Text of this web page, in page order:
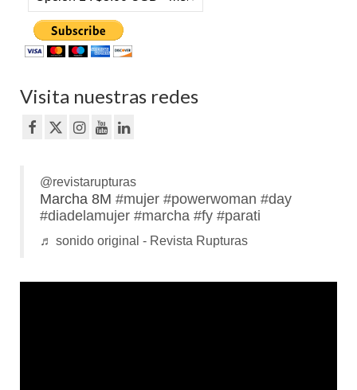
Visita nuestras redes
@revistarupturas
Marcha 8M #mujer #powerwoman #day
#diadelamujer #marcha #fy #parati
♬ sonido original - Revista Rupturas